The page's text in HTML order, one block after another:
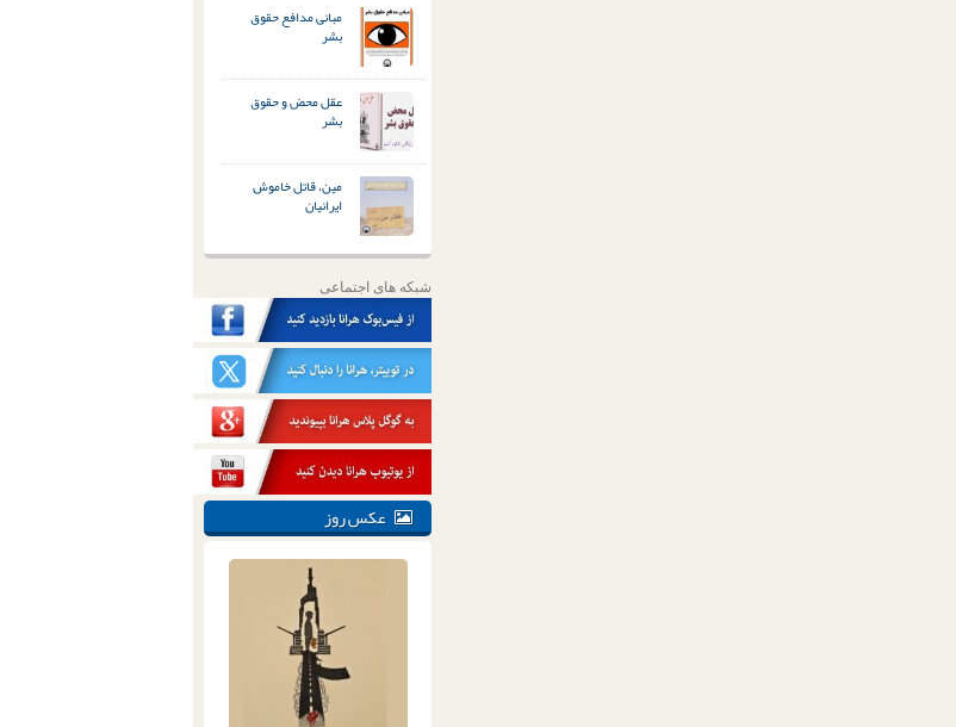
مبانی مدافع حقوق
بشر
عقل محض و حقوق
بشر
مین، قاتل خاموش
ایرانیان
شبکه های اجتماعی
عکس روز